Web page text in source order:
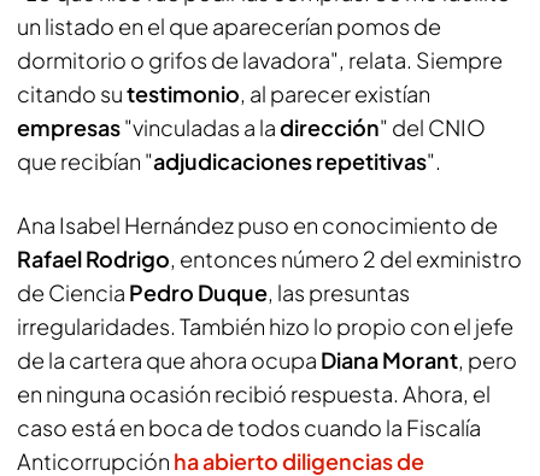
un listado en el que aparecerían pomos de
dormitorio o grifos de lavadora", relata. Siempre
citando sutestimonio, al parecer existían
empresas"vinculadas a ladirección" del CNIO
que recibían "adjudicaciones repetitivas".
Ana Isabel Hernández puso en conocimiento de
Rafael Rodrigo, entonces número 2 del exministro
de Ciencia Pedro Duque, las presuntas
irregularidades. También hizo lo propio con el jefe
de la cartera que ahora ocupa Diana Morant, pero
en ninguna ocasión recibió respuesta. Ahora, el
caso está en boca de todos cuando la Fiscalía
Anticorrupción ha abierto diligencias de